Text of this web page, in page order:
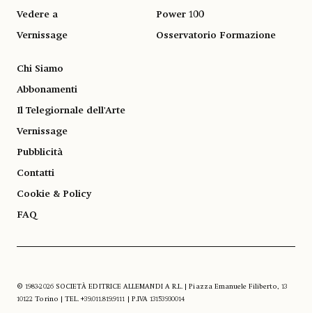
Vedere a
Vernissage
Power 100
Osservatorio Formazione
Chi Siamo
Abbonamenti
Il Telegiornale dell'Arte
Vernissage
Pubblicità
Contatti
Cookie & Policy
FAQ
© 1983-2026 SOCIETÀ EDITRICE ALLEMANDI A R.L. | Piazza Emanuele Filiberto, 13
10122 Torino | TEL. +39.011.819.9111 | P.IVA 13153930014